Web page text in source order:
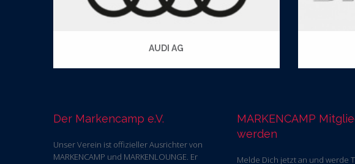
AUDI AG
Der Markencamp e.V.
Unser Verein ist offizieller Ausrichter von
MARKENCAMP und MARKENLOUNGE. Er
MARKENCAMP
werden
Melde Dich jetzt an und werde